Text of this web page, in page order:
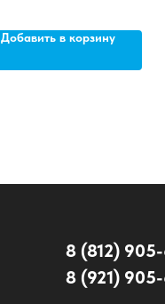
Добавить в корзину
8 (812) 905-
8 (921) 905-